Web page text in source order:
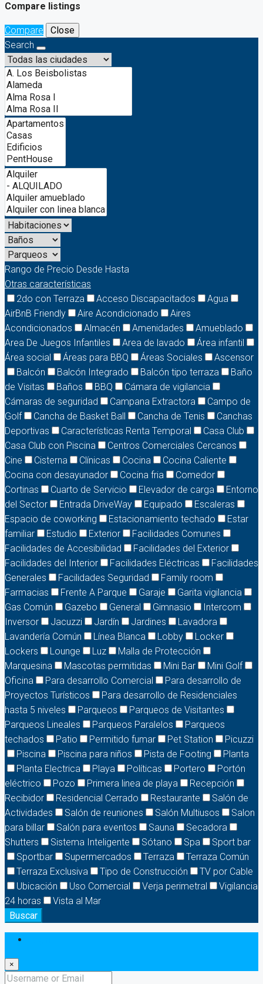
Compare listings
Compare
Close
Search
Rango de Precio Desde Hasta
Otras características
2do con Terraza
Acceso Discapacitados
Agua
AirBnB Friendly
Aire Acondicionado
Aires
Acondicionados
Almacén Amenidades
Amueblado
Area De Juegos Infantiles
Area de lavado
Área infantil
Área social
Áreas para BBQ Áreas Sociales
Ascensor
Balcón
Balcón Integrado Balcón tipo terraza
Baño
de Visitas
Baños BBQ
Cámara de vigilancia
Cámaras de seguridad
Campana Extractora
Campo de
Golf
Cancha de Basket Ball Cancha de Tenis
Canchas
Deportivas
Características Renta Temporal
Casa Club
Casa Club con Piscina
Centros Comerciales Cercanos
Cine
Cisterna Clínicas Cocina
Cocina Caliente
Cocina con desayunador
Cocina fria
Comedor
Cortinas
Cuarto de Servicio Elevador de carga
Entorno
del Sector
Entrada DriveWay Equipado
Escaleras
Espacio de coworking
Estacionamiento techado
Estar
familiar
Estudio Exterior
Facilidades Comunes
Facilidades de Accesibilidad
Facilidades del Exterior
Facilidades del Interior
Facilidades Eléctricas
Facilidades
Generales
Facilidades Seguridad
Family room
Farmacias
Frente A Parque Garaje
Garita vigilancia
Gas Común
Gazebo General Gimnasio
Intercom
Inversor
Jacuzzi Jardín Jardines
Lavadora
Lavandería Común
Línea Blanca Lobby
Locker
Lockers
Lounge Luz
Malla de Protección
Marquesina
Mascotas permitidas Mini Bar
Mini Golf
Oficina
Para desarrollo Comercial
Para desarrollo de
Proyectos Turísticos
Para desarrollo de Residenciales
hasta 5 niveles
Parqueos
Parqueos de Visitantes
Parqueos Lineales
Parqueos Paralelos
Parqueos
techados
Patio Permitido fumar Pet Station
Picuzzi
Piscina
Piscina para niños Pista de Footing
Planta
Planta Electrica
Playa Políticas Portero
Portón
eléctrico
Pozo Primera linea de playa
Recepción
Recibidor
Residencial Cerrado Restaurante
Salón de
Actividades
Salón de reuniones Salón Multiusos
Salon
para billar
Salón para eventos Sauna
Secadora
Shutters
Sistema Inteligente Sótano Spa
Sport bar
Sportbar
Supermercados Terraza
Terraza Común
Terraza Exclusiva
Tipo de Construcción
TV por Cable
Ubicación
Uso Comercial Verja perimetral
Vigilancia
24 horas
Vista al Mar
Buscar
×